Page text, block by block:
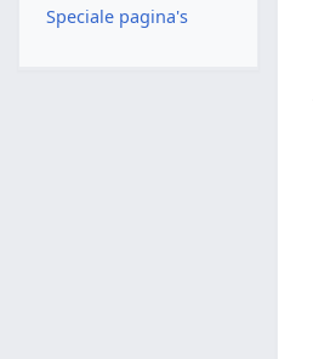
Speciale pagina's